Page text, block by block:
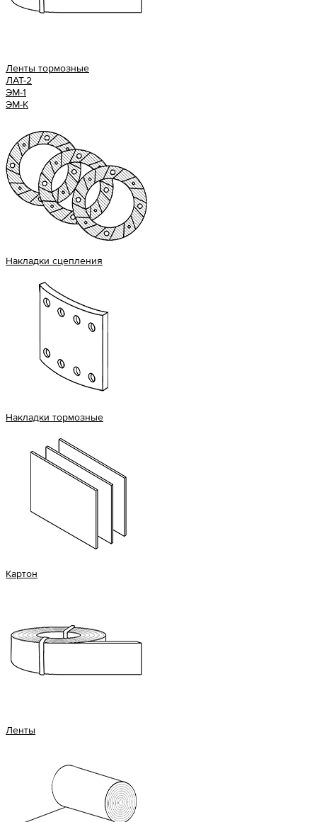
Ленты тормозные
ЛАТ-2
ЭМ-1
ЭМ-К
Накладки сцепления
Накладки тормозные
Картон
Ленты